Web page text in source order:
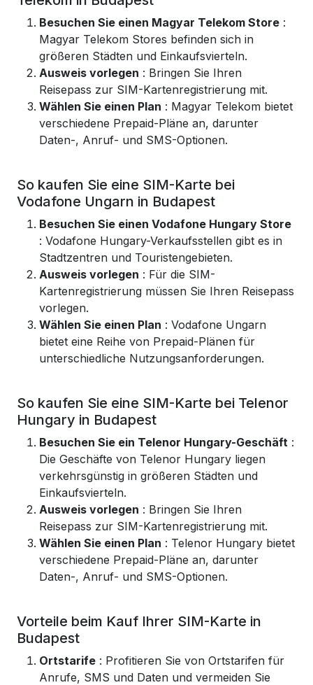
Besuchen Sie einen Magyar Telekom Store :
Magyar Telekom Stores befinden sich in
größeren Städten und Einkaufsvierteln.
Ausweis vorlegen : Bringen Sie Ihren
Reisepass zur SIM-Kartenregistrierung mit.
Wählen Sie einen Plan : Magyar Telekom bietet
verschiedene Prepaid-Pläne an, darunter
Daten-, Anruf- und SMS-Optionen.
So kaufen Sie eine SIM-Karte bei
Vodafone Ungarn in Budapest
Besuchen Sie einen Vodafone Hungary Store
: Vodafone Hungary-Verkaufsstellen gibt es in
Stadtzentren und Touristengebieten.
Ausweis vorlegen : Für die SIM-
Kartenregistrierung müssen Sie Ihren Reisepass
vorlegen.
Wählen Sie einen Plan : Vodafone Ungarn
bietet eine Reihe von Prepaid-Plänen für
unterschiedliche Nutzungsanforderungen.
So kaufen Sie eine SIM-Karte bei Telenor
Hungary in Budapest
Besuchen Sie ein Telenor Hungary-Geschäft :
Die Geschäfte von Telenor Hungary liegen
verkehrsgünstig in größeren Städten und
Einkaufsvierteln.
Ausweis vorlegen : Bringen Sie Ihren
Reisepass zur SIM-Kartenregistrierung mit.
Wählen Sie einen Plan : Telenor Hungary bietet
verschiedene Prepaid-Pläne an, darunter
Daten-, Anruf- und SMS-Optionen.
Vorteile beim Kauf Ihrer SIM-Karte in
Budapest
Ortstarife : Profitieren Sie von Ortstarifen für
Anrufe, SMS und Daten und vermeiden Sie